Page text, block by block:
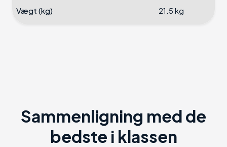
Vægt (kg) 21.5 kg
Sammenligning med de
bedste i klassen